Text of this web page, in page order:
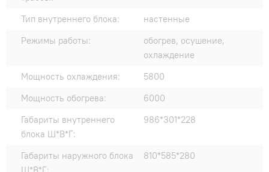
Тип внутреннего блока:
настенные
Режимы работы:
обогрев, осушение,
охлаждение
Мощность охлаждения:
5800
Мощность обогрева:
6000
Габариты внутреннего
блока Ш*В*Г:
986*301*228
Габариты наружного блока
810*585*280